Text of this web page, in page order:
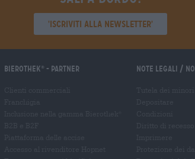
'Iscriviti alla newsletter'
Bierothek - Partner Note legali /